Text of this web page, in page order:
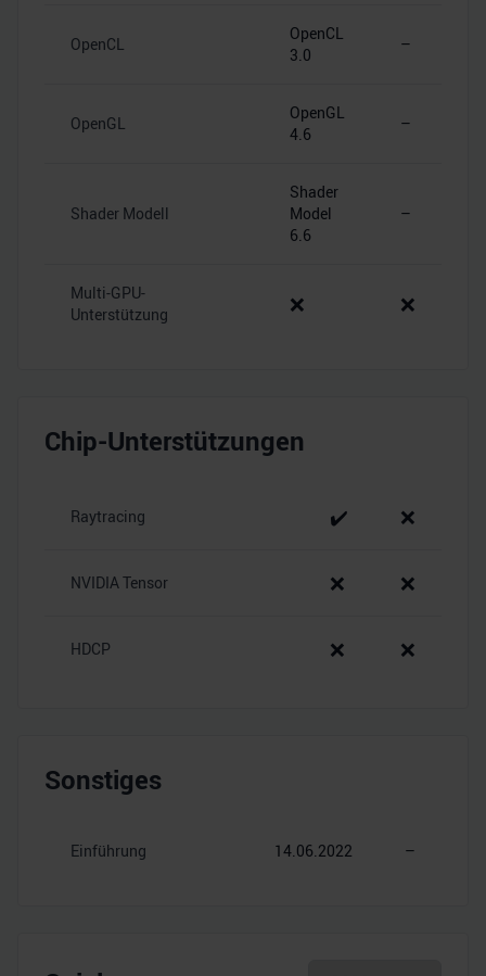
OpenCL
OpenCL
3.0
–
OpenGL
OpenGL
4.6
–
Shader Modell
Shader
Model
6.6
–
Multi-GPU-
Unterstützung
❌ ❌
Chip-Unterstützungen
Raytracing ✔️ ❌
NVIDIA Tensor ❌ ❌
HDCP ❌ ❌
Sonstiges
Einführung 14.06.2022 –